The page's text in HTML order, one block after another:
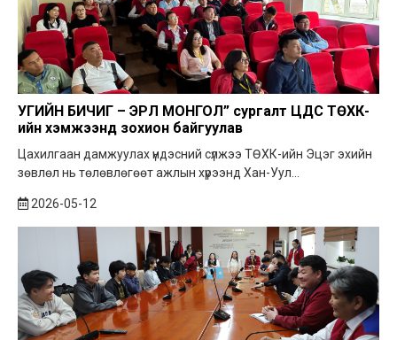
УГИЙН БИЧИГ – ЭРҮҮЛ МОНГОЛ” сургалт ЦДҮС ТӨХК-
ийн хэмжээнд зохион байгуулав
Цахилгаан дамжуулах үндэсний сүлжээ ТӨХК-ийн Эцэг эхийн
зөвлөл нь төлөвлөгөөт ажлын хүрээнд Хан-Уул...
2026-05-12